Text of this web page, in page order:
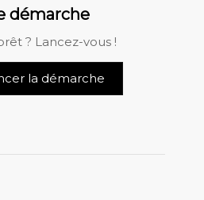
démarche
? Lancez-vous !
la démarche